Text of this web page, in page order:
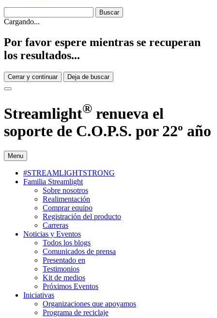
Cargando...
Por favor espere mientras se recuperan
los resultados...
Cerrar y continuar Deja de buscar
Streamlight® renueva el
soporte de C.O.P.S. por 22º año
Menu
#STREAMLIGHTSTRONG
Familia Streamlight
Sobre nosotros
Realimentación
Comprar equipo
Registración del producto
Carreras
Noticias y Eventos
Todos los blogs
Comunicados de prensa
Presentado en
Testimonios
Kit de medios
Próximos Eventos
Iniciativas
Organizaciones que apoyamos
Programa de reciclaje